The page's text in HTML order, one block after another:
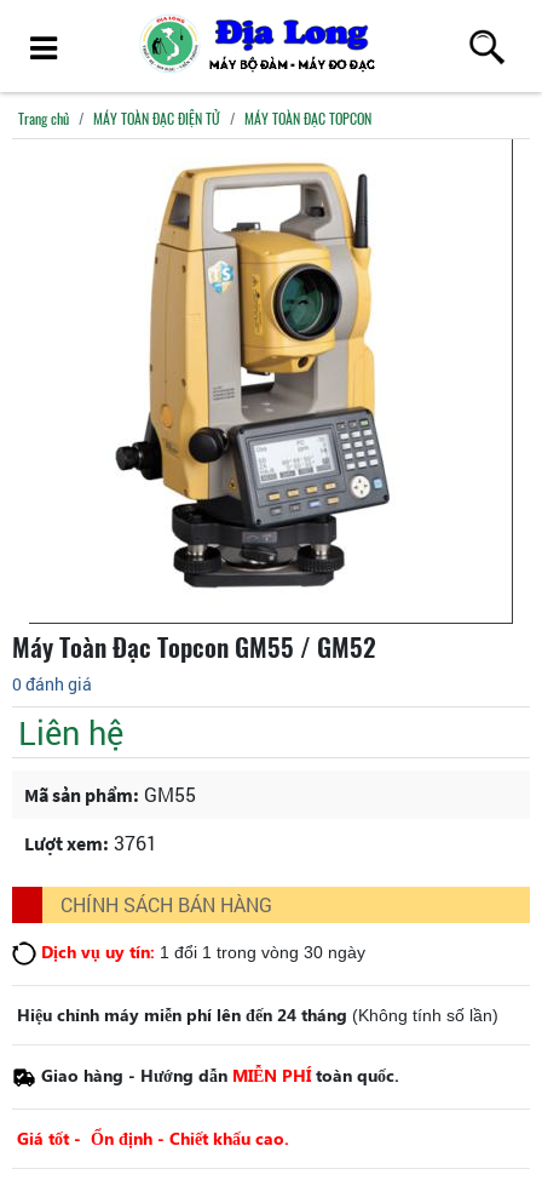
Trang chủ MÁY TOÀN ĐẠC ĐIỆN TỬ MÁY TOÀN ĐẠC TOPCON
Máy Toàn Đạc Topcon GM55 / GM52
0 đánh giá
Liên hệ
Mã sản phẩm: GM55
Lượt xem: 3761
CHÍNH SÁCH BÁN HÀNG
Dịch vụ uy tín: 1 đổi 1 trong vòng 30 ngày
Hiệu chỉnh máy miễn phí lên đến 24 tháng (Không tính số lần)
Giao hàng - Hướng dẫn MIỄN PHÍtoàn quốc.
Giá tốt - Ổn định - Chiết khấu cao.